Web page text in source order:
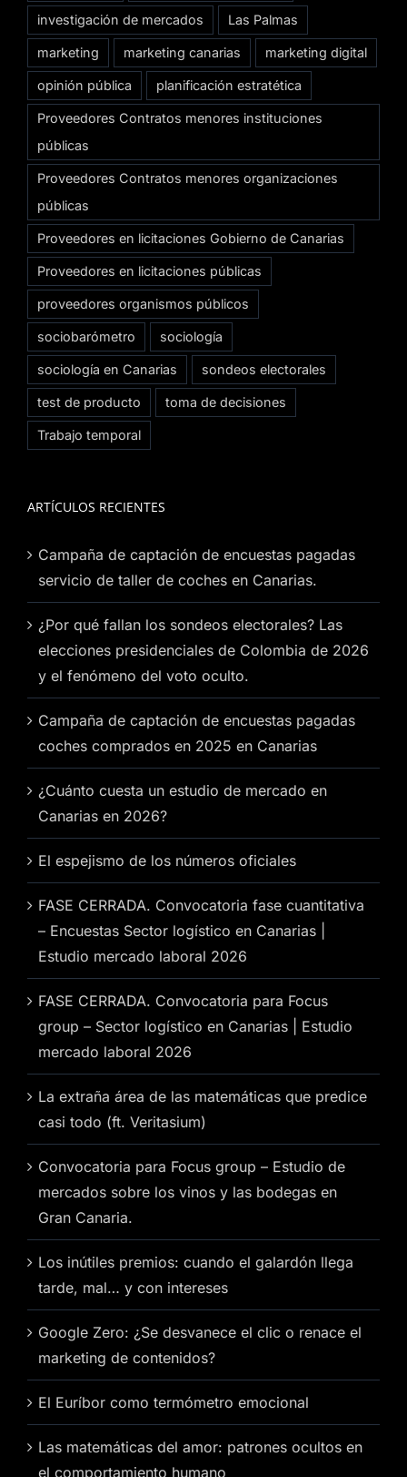
investigación de mercados Las Palmas
marketing marketing canarias marketing digital
opinión pública planificación estratética
Proveedores Contratos menores instituciones
públicas
Proveedores Contratos menores organizaciones
públicas
Proveedores en licitaciones Gobierno de Canarias
Proveedores en licitaciones públicas
proveedores organismos públicos
sociobarómetro sociología
sociología en Canarias sondeos electorales
test de producto toma de decisiones
Trabajo temporal
ARTÍCULOS RECIENTES
Campaña de captación de encuestas pagadas
servicio de taller de coches en Canarias.
¿Por qué fallan los sondeos electorales? Las
elecciones presidenciales de Colombia de 2026
y el fenómeno del voto oculto.
Campaña de captación de encuestas pagadas
coches comprados en 2025 en Canarias
¿Cuánto cuesta un estudio de mercado en
Canarias en 2026?
El espejismo de los números oficiales
FASE CERRADA. Convocatoria fase cuantitativa
– Encuestas Sector logístico en Canarias |
Estudio mercado laboral 2026
FASE CERRADA. Convocatoria para Focus
group – Sector logístico en Canarias | Estudio
mercado laboral 2026
La extraña área de las matemáticas que predice
casi todo (ft. Veritasium)
Convocatoria para Focus group – Estudio de
mercados sobre los vinos y las bodegas en
Gran Canaria.
Los inútiles premios: cuando el galardón llega
tarde, mal… y con intereses
Google Zero: ¿Se desvanece el clic o renace el
marketing de contenidos?
El Euríbor como termómetro emocional
Las matemáticas del amor: patrones ocultos en
el comportamiento humano